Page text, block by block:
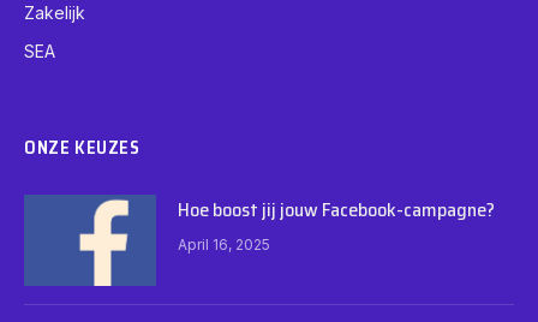
Zakelijk
SEA
ONZE KEUZES
Hoe boost jij jouw Facebook-campagne?
April 16, 2025